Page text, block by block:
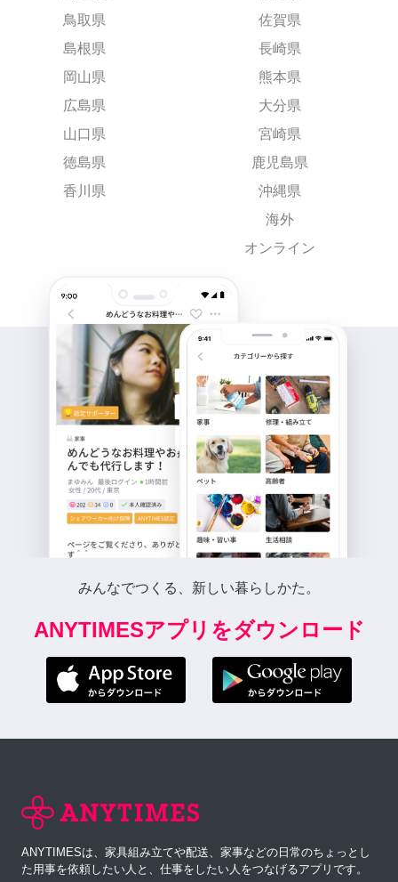
鳥取県
島根県
岡山県
広島県
山口県
徳島県
香川県
佐賀県
長崎県
熊本県
大分県
宮崎県
鹿児島県
沖縄県
海外
オンライン
みんなでつくる、新しい暮らしかた。
ANYTIMESアプリをダウンロード
ANYTIMESは、家具組み立てや配送、家事などの日常のちょっとし
た用事を依頼したい人と、仕事をしたい人をつなげるアプリです。